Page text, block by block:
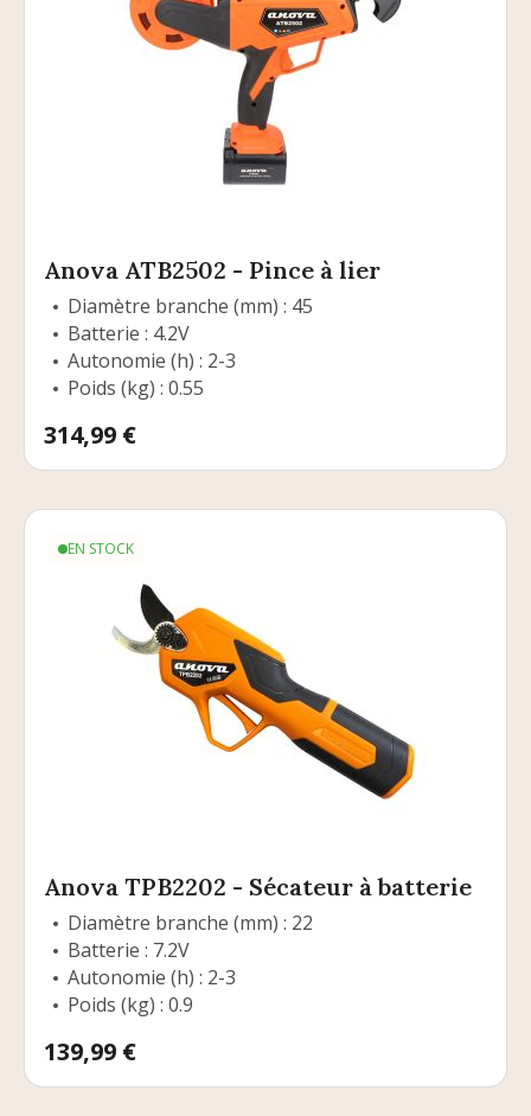
Anova ATB2502 - Pince à lier
Diamètre branche (mm) : 45
Batterie : 4.2V
Autonomie (h) : 2-3
Poids (kg) : 0.55
Prix
314,99 €
EN STOCK
Anova TPB2202 - Sécateur à batterie
Diamètre branche (mm) : 22
Batterie : 7.2V
Autonomie (h) : 2-3
Poids (kg) : 0.9
Prix
139,99 €